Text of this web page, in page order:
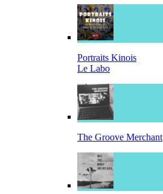
Portraits Kinois
Le Labo
The Groove Merchant